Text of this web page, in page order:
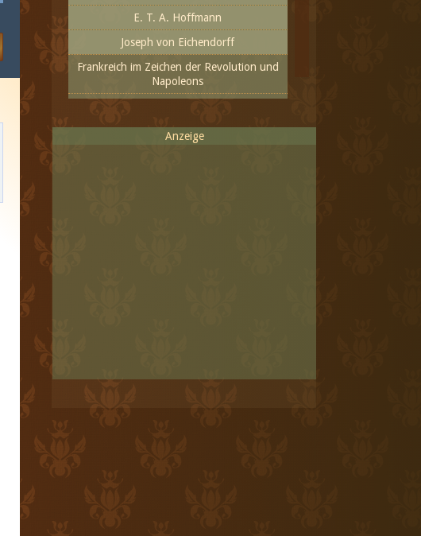
E. T. A. Hoffmann
Joseph von Eichendorff
Frankreich im Zeichen der Revolution und
Napoleons
Dichtung zwischen Klassik und Romantik
Anzeige